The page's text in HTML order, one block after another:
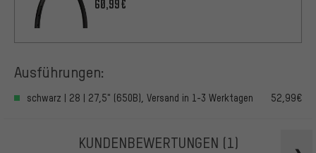
60,99€
Ausführungen:
schwarz | 28 | 27,5" (650B), Versand in 1-3 Werktagen 52,99€
KUNDENBEWERTUNGEN (1)